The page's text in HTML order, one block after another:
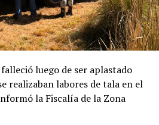
luego de ser aplastado
realizaban labores de tala en el
la Fiscalía de la Zona